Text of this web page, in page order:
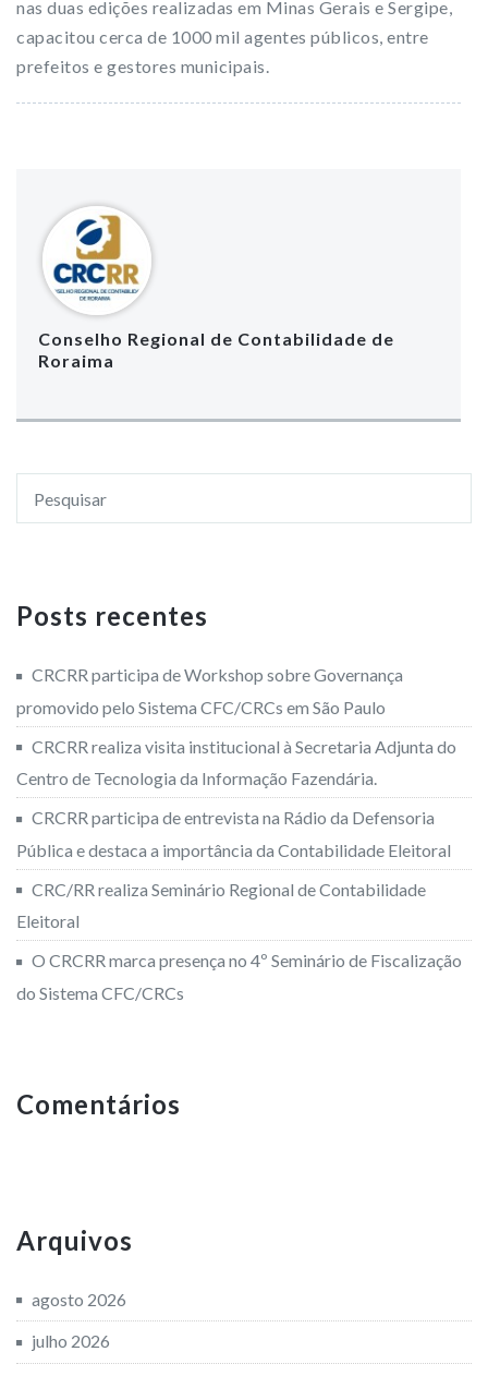
nas duas edições realizadas em Minas Gerais e Sergipe,
capacitou cerca de 1000 mil agentes públicos, entre
prefeitos e gestores municipais.
Conselho Regional de Contabilidade de
Roraima
Posts recentes
CRCRR participa de Workshop sobre Governança
promovido pelo Sistema CFC/CRCs em São Paulo
CRCRR realiza visita institucional à Secretaria Adjunta do
Centro de Tecnologia da Informação Fazendária.
CRCRR participa de entrevista na Rádio da Defensoria
Pública e destaca a importância da Contabilidade Eleitoral
CRC/RR realiza Seminário Regional de Contabilidade
Eleitoral
O CRCRR marca presença no 4º Seminário de Fiscalização
do Sistema CFC/CRCs
Comentários
Arquivos
agosto 2026
julho 2026